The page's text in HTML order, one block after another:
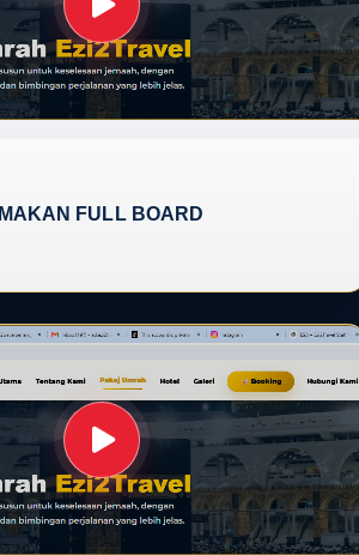
MAKAN FULL BOARD